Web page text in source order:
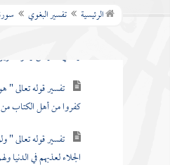
الرئيسية تفسير البغويسورة الحشر
وما في الأرض وهو العزيز
تفسير قوله تعالى
كفروا من أهل الكتاب
تفسير قوله تعالى "
الجلاء لعذبهم في الدنيا